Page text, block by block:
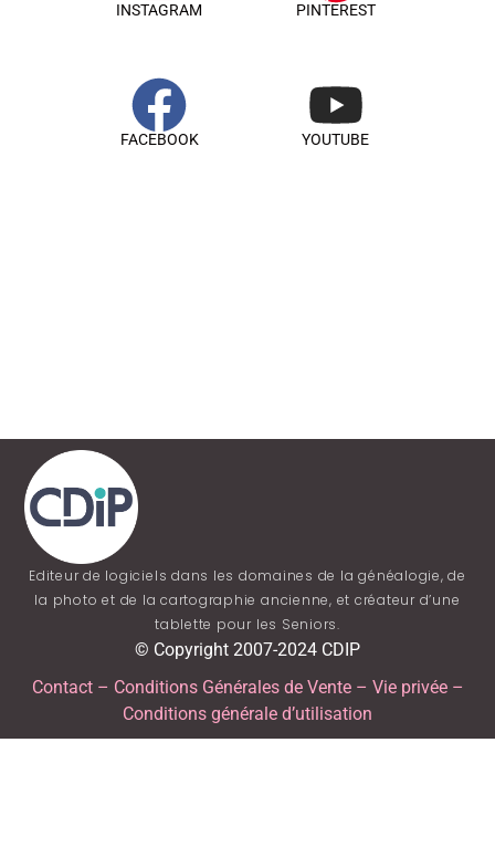
INSTAGRAM
FACEBOOK
PINTEREST
YOUTUBE
Editeur de logiciels dans les domaines de la généalogie, de
la photo et de la cartographie ancienne, et créateur d’une
tablette pour les Seniors.
© Copyright 2007-2024 CDIP
Contact– Conditions Générales de Vente– Vie privée–
Conditions générale d’utilisation